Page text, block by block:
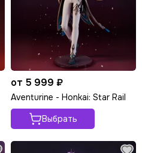
от 5 999 ₽
Aventurine - Honkai: Star Rail
Выбрать